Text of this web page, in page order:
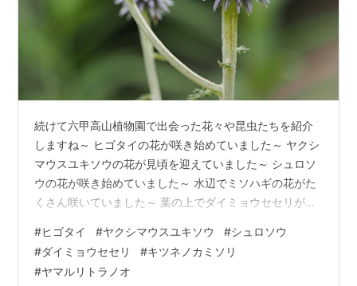
続けて六甲高山植物園で出会った花々や昆虫たちを紹介
しますね～ ヒゴタイの花が咲き始めていました～ ヤクシ
マウスユキソウの花が見頃を迎えていました～ シュロソ
ウの花が咲き始めていました～ 水辺でミソハギの花がた
くさん咲いていました～ 葉の上でダイミョウセセリが翅
いました～ アキアカネがユリの蕾の上で翅を休めていま
した～ カラフトミセバヤ（上）やミヤマトウキ（下）の
花が咲き始めていました～ ハンミョウが園内のあちらこ
#ヒゴタイ #ヤクシマウスユキソウ #シュロソウ
#ダイミョウセセリ #キツネノカミソリ
#ヤマルリトラノオ